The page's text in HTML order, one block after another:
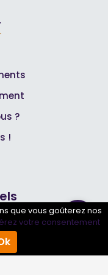
?
!
que vous goûterez nos
votre consentement